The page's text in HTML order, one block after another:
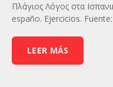
Πλάγιος Λόγος στα
españo. Ejercicios.
LEER MÁS